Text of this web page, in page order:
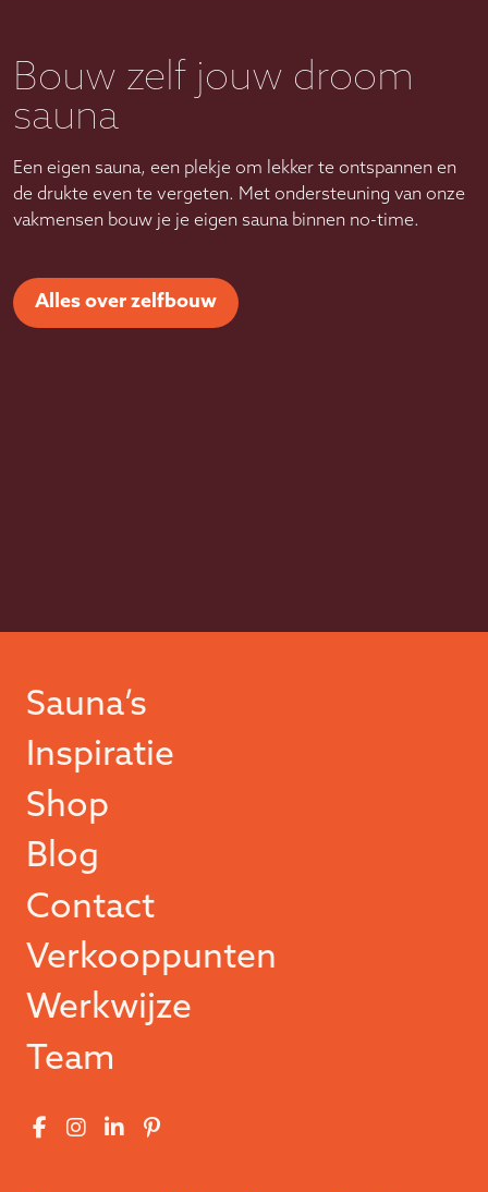
Bouw zelf jouw droom
sauna
Een eigen sauna, een plekje om lekker te ontspannen en
de drukte even te vergeten. Met ondersteuning van onze
vakmensen bouw je je eigen sauna binnen no-time.
Alles over zelfbouw
Sauna’s
Inspiratie
Shop
Blog
Contact
Verkooppunten
Werkwijze
Team